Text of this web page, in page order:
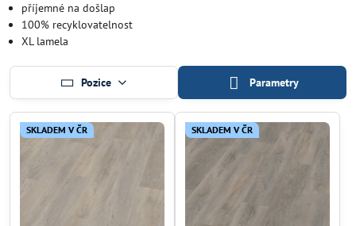
příjemné na došlap
100% recyklovatelnost
XL lamela
Pozice Parametry
SKLADEM V ČR SKLADEM V ČR